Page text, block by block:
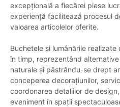
excepțională a fiecărei piese
experiență facilitează procesul
valoarea articolelor oferite.
Buchetele și lumânările
în timp, reprezentând
naturale și păstrându-se drept
conceperea decorațiunilor,
coordonarea detaliilor de
eveniment în spații